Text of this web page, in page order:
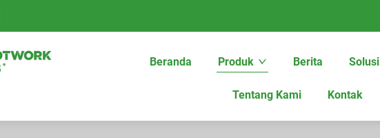
Beranda Produk Berita Solusi
Tentang Kami Kontak